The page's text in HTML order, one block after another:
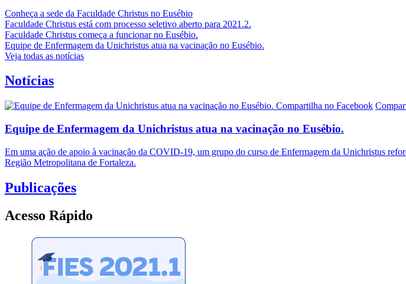
Conheça a sede da Faculdade Christus no Eusébio
Faculdade Christus está com processo seletivo aberto para 2021.2.
Faculdade Christus começa a funcionar no Eusébio.
Equipe de Enfermagem da Unichristus atua na vacinação no Eusébio.
Veja todas as notícias
Notícias
Compartilha no Facebook
Equipe de Enfermagem da Unichristus atua na vacinação no Eusébio.
Em uma ação de apoio à vacinação da COVID-19, um grupo do curso de Enfermagem da Unichristus
Região Metropolitana de Fortaleza.
Publicações
Acesso Rápido